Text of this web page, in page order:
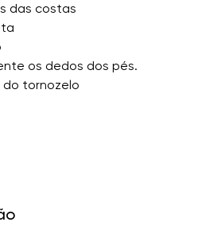
das costas
os dedos dos pés.
do tornozelo